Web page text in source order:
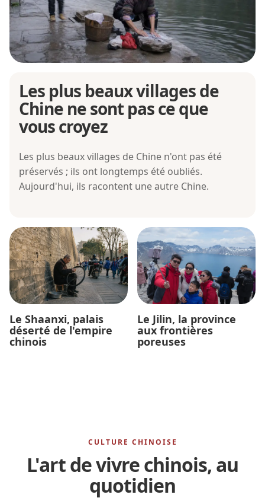
Les plus beaux villages de
Chine ne sont pas ce que
vous croyez
Les plus beaux villages de Chine n'ont pas été
préservés ; ils ont longtemps été oubliés.
Aujourd'hui, ils racontent une autre Chine.
Le Shaanxi, palais
déserté de l'empire
chinois
Le Jilin, la province
aux frontières
poreuses
CULTURE CHINOISE
L'art de vivre chinois, au
quotidien